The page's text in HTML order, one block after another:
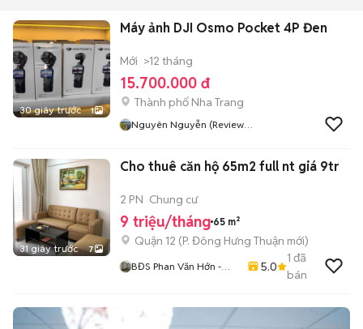
30 giây trước 1
Máy ảnh DJI Osmo Pocket 4P Đen
Mới >12 tháng
15.700.000 đ
Thành phố Nha Trang
Nguyên Nguyễn (Review
31 giây trước 7
Cho thuê căn hộ 65m2 full nt giá 9tr
2 PN Chung cư
9 triệu/tháng 65 m²
Quận 12 (P. Đông Hưng Thuận mới)
BĐS Phan Văn Hớn -
5.0
1 đã
bán